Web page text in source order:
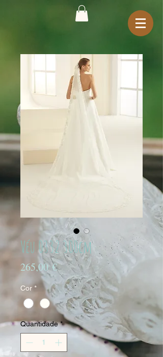
Véu 0332 300cm
265,00 €Preço
Cor *
Quantidade *